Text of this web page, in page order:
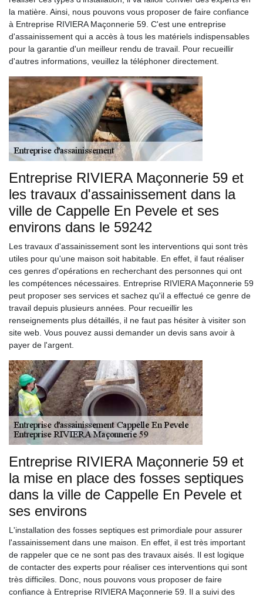
la matière. Ainsi, nous pouvons vous proposer de faire confiance
à Entreprise RIVIERA Maçonnerie 59. C'est une entreprise
d'assainissement qui a accès à tous les matériels indispensables
pour la garantie d'un meilleur rendu de travail. Pour recueillir
d'autres informations, veuillez la téléphoner directement.
Entreprise RIVIERA Maçonnerie 59 et
les travaux d'assainissement dans la
ville de Cappelle En Pevele et ses
environs dans le 59242
Les travaux d'assainissement sont les interventions qui sont très
utiles pour qu'une maison soit habitable. En effet, il faut réaliser
ces genres d'opérations en recherchant des personnes qui ont
les compétences nécessaires. Entreprise RIVIERA Maçonnerie 59
peut proposer ses services et sachez qu'il a effectué ce genre de
travail depuis plusieurs années. Pour recueillir les
renseignements plus détaillés, il ne faut pas hésiter à visiter son
site web. Vous pouvez aussi demander un devis sans avoir à
payer de l'argent.
Entreprise RIVIERA Maçonnerie 59 et
la mise en place des fosses septiques
dans la ville de Cappelle En Pevele et
ses environs
L'installation des fosses septiques est primordiale pour assurer
l'assainissement dans une maison. En effet, il est très important
de rappeler que ce ne sont pas des travaux aisés. Il est logique
de contacter des experts pour réaliser ces interventions qui sont
très difficiles. Donc, nous pouvons vous proposer de faire
confiance à Entreprise RIVIERA Maçonnerie 59. Il a suivi des